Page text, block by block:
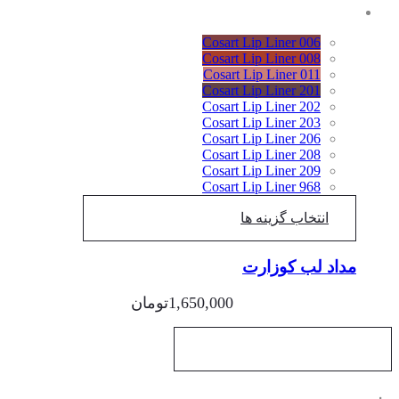
Cosart Lip Liner 006
Cosart Lip Liner 008
Cosart Lip Liner 011
Cosart Lip Liner 201
Cosart Lip Liner 202
Cosart Lip Liner 203
Cosart Lip Liner 206
Cosart Lip Liner 208
Cosart Lip Liner 209
Cosart Lip Liner 968
انتخاب گزینه ها
مداد لب کوزارت
1,650,000تومان